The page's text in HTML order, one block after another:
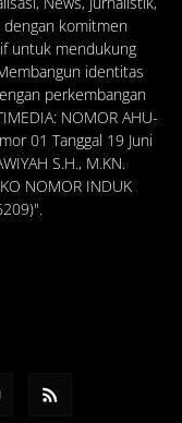
dengan komitmen
untuk mendukung
identitas
perkembangan
NOMOR AHU-
01 Tanggal 19 Juni
S.H., M.KN.
NOMOR INDUK